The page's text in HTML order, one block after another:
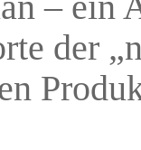
der